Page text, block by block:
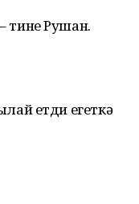
тине Рушан.
етди егеткә